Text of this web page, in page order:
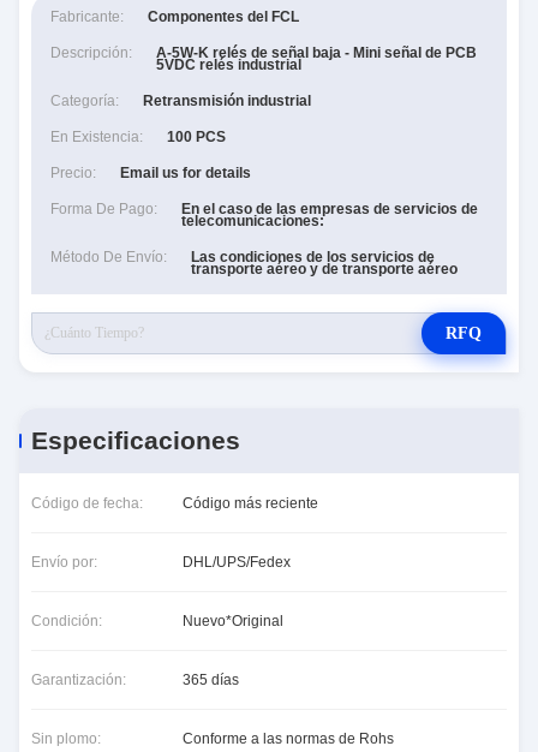
Fabricante: Componentes del FCL
Descripción: A-5W-K relés de señal baja - Mini señal de PCB
5VDC relés industrial
Categoría: Retransmisión industrial
En Existencia: 100 PCS
Precio: Email us for details
Forma De Pago: En el caso de las empresas de servicios de
telecomunicaciones:
Método De Envío: Las condiciones de los servicios de
transporte aéreo y de transporte aéreo
RFQ
Especificaciones
Código de fecha: Código más reciente
Envío por: DHL/UPS/Fedex
Condición: Nuevo*Original
Garantización: 365 días
Sin plomo: Conforme a las normas de Rohs